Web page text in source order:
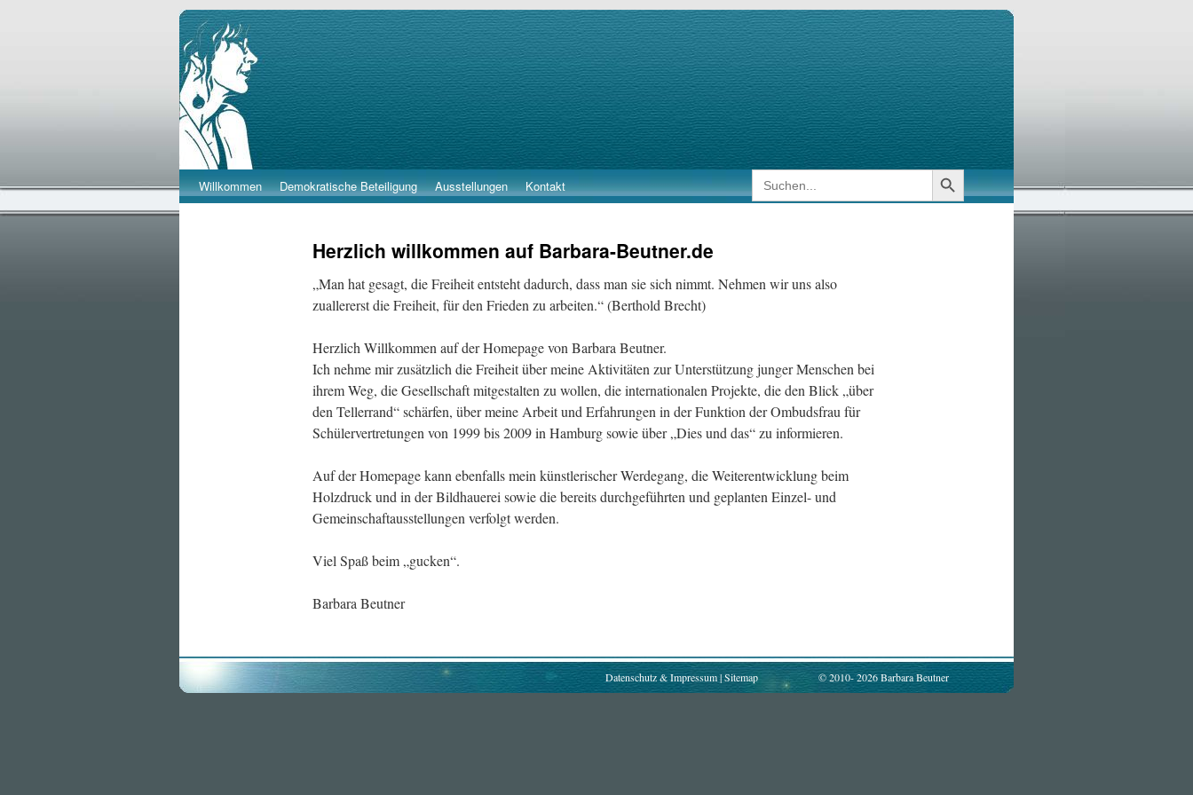
Barbara Beutner
SkipWillkommen Demokratische Beteiligung Ausstellungen Kontakt
Search
for:
Search Button
Herzlich willkommen auf Barbara-Beutner.de
„Man hat gesagt, die Freiheit entsteht dadurch, dass man sie sich nimmt. Nehmen wir uns also
zuallererst die Freiheit, für den Frieden zu arbeiten.“ (Berthold Brecht)
Herzlich Willkommen auf der Homepage von Barbara Beutner.
Ich nehme mir zusätzlich die Freiheit über meine Aktivitäten zur Unterstützung junger Menschen bei
ihrem Weg, die Gesellschaft mitgestalten zu wollen, die internationalen Projekte, die den Blick „über
den Tellerrand“ schärfen, über meine Arbeit und Erfahrungen in der Funktion der Ombudsfrau für
Schülervertretungen von 1999 bis 2009 in Hamburg sowie über „Dies und das“ zu informieren.
Auf der Homepage kann ebenfalls mein künstlerischer Werdegang, die Weiterentwicklung beim
Holzdruck und in der Bildhauerei sowie die bereits durchgeführten und geplanten Einzel- und
Gemeinschaftausstellungen verfolgt werden.
Viel Spaß beim „gucken“.
Barbara Beutner
Datenschutz & Impressum|Sitemap © 2010-2026 Barbara Beutner